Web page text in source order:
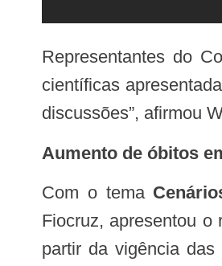
Representantes do Conselho Nacional de Saúde também mostraram interesse de ampliar o debate a partir das evidências
científicas
discussões”, afirmou
Aumento de óbitos
Com o tema
Fiocruz, apresentou
partir da vigência